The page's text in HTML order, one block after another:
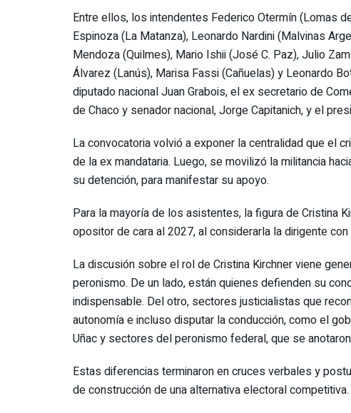
Entre ellos, los intendentes Federico Otermín (Lomas
Espinoza (La Matanza), Leonardo Nardini (Malvinas
Mendoza (Quilmes), Mario Ishii (José C. Paz), Julio
Álvarez (Lanús), Marisa Fassi (Cañuelas) y Leonardo
diputado nacional Juan Grabois, el ex secretario de
de Chaco y senador nacional, Jorge Capitanich, y el
La convocatoria volvió a exponer la centralidad que el
de la ex mandataria. Luego, se movilizó la militancia
su detención, para manifestar su apoyo.
Para la mayoría de los asistentes, la figura de Cristina
opositor de cara al 2027, al considerarla la dirigente
La discusión sobre el rol de Cristina Kirchner viene
peronismo. De un lado, están quienes defienden su
indispensable. Del otro, sectores justicialistas que
autonomía e incluso disputar la conducción, como el
Uñac y sectores del peronismo federal, que se
Estas diferencias terminaron en cruces verbales y
de construcción de una alternativa electoral competitiva.